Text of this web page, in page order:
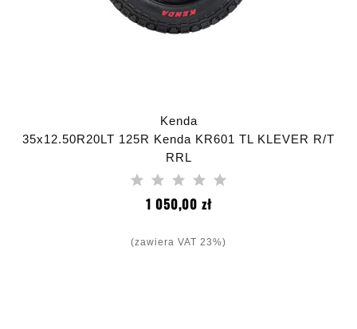
Kenda
35x12.50R20LT 125R Kenda KR601 TL KLEVER R/T
RRL
1 050,00 złCena
(zawiera VAT 23%)